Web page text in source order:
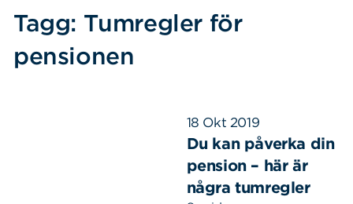
Tagg: Tumregler för
pensionen
18 Okt 2019
Du kan påverka din
pension – här är
några tumregler